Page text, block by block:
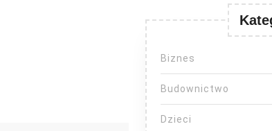
Biznes
Budownictwo
Dzieci